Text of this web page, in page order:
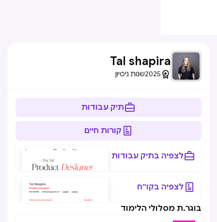
Tal shapira

2025שנות ניסיון
תיק עבודות
 קורות חיים
לצפיה בתיק עבודות
 לצפיה בקו״ח
בוגר.ת מסלולי הלימוד